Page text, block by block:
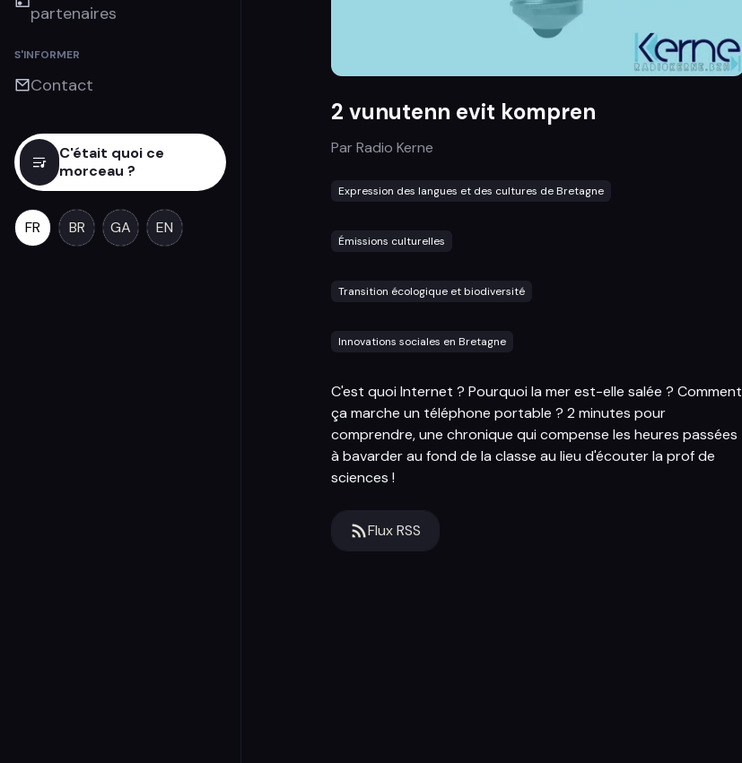
partenaires
S'INFORMER
Contact
C'était quoi ce
morceau ?
FR BR GA EN
2 vunutenn evit kompren
ParRadio Kerne
Expression des langues et des cultures de Bretagne
Émissions culturelles
Transition écologique et biodiversité
Innovations sociales en Bretagne
C'est quoi Internet ? Pourquoi la mer est-elle salée ? Comment
ça marche un téléphone portable ? 2 minutes pour
comprendre, une chronique qui compense les heures passées
à bavarder au fond de la classe au lieu d'écouter la prof de
sciences !
Flux RSS